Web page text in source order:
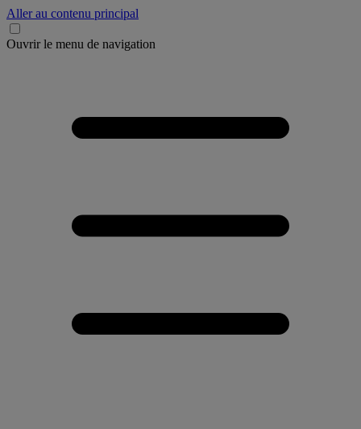
Aller au contenu principal
Ouvrir le menu de navigation